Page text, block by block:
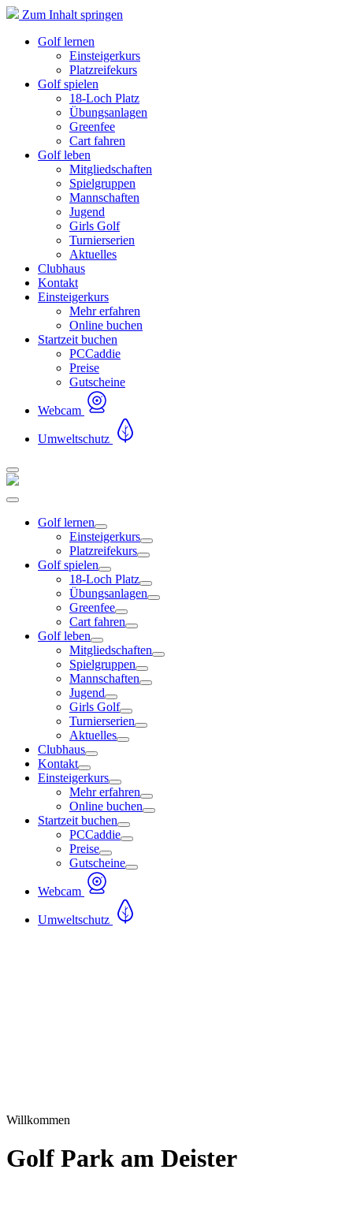
Zum Inhalt springen
Golf lernen
Einsteigerkurs
Platzreifekurs
Golf spielen
18-Loch Platz
Übungsanlagen
Greenfee
Cart fahren
Golf leben
Mitgliedschaften
Spielgruppen
Mannschaften
Jugend
Girls Golf
Turnierserien
Aktuelles
Clubhaus
Kontakt
Einsteigerkurs
Mehr erfahren
Online buchen
Startzeit buchen
PCCaddie
Preise
Gutscheine
Webcam
Umweltschutz
Golf lernen
Einsteigerkurs
Platzreifekurs
Golf spielen
18-Loch Platz
Übungsanlagen
Greenfee
Cart fahren
Golf leben
Mitgliedschaften
Spielgruppen
Mannschaften
Jugend
Girls Golf
Turnierserien
Aktuelles
Clubhaus
Kontakt
Einsteigerkurs
Mehr erfahren
Online buchen
Startzeit buchen
PCCaddie
Preise
Gutscheine
Webcam
Umweltschutz
Willkommen
Golf Park am Deister